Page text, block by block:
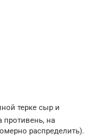
терке сыр и
противень, на
распределить).